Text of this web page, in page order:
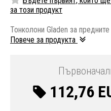
за този продукт
Тонколони Gladen за
Повече за продукта
112,76